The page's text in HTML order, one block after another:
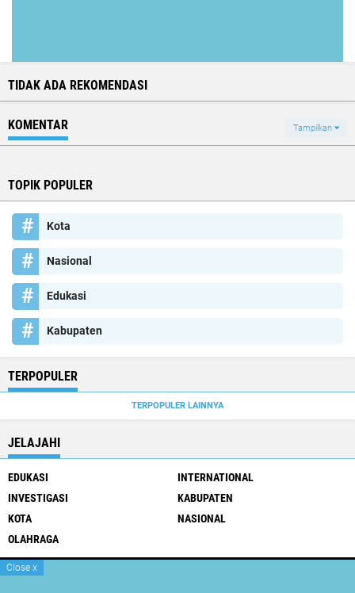
TIDAK ADA REKOMENDASI
KOMENTAR Tampilkan
TOPIK POPULER
Kota
Nasional
Edukasi
Kabupaten
TERPOPULER
TERPOPULER LAINNYA
JELAJAHI
EDUKASI
INTERNATIONAL
INVESTIGASI
KABUPATEN
KOTA
NASIONAL
OLAHRAGA
Close x